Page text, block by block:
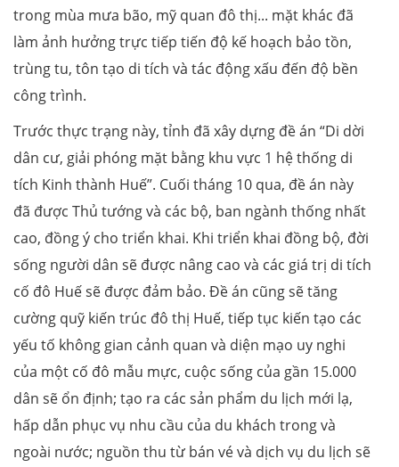
trong mùa mưa bão, mỹ quan đô thị... mặt khác đã
làm ảnh hưởng trực tiếp tiến độ kế hoạch bảo tồn,
trùng tu, tôn tạo di tích và tác động xấu đến độ bền
công trình.
Trước thực trạng này, tỉnh đã xây dựng đề án “Di dời
dân cư, giải phóng mặt bằng khu vực 1 hệ thống di
tích Kinh thành Huế”. Cuối tháng 10 qua, đề án này
đã được Thủ tướng và các bộ, ban ngành thống nhất
cao, đồng ý cho triển khai. Khi triển khai đồng bộ, đời
sống người dân sẽ được nâng cao và các giá trị di tích
cố đô Huế sẽ được đảm bảo. Đề án cũng sẽ tăng
cường quỹ kiến trúc đô thị Huế, tiếp tục kiến tạo các
yếu tố không gian cảnh quan và diện mạo uy nghi
của một cố đô mẫu mực, cuộc sống của gần 15.000
dân sẽ ổn định; tạo ra các sản phẩm du lịch mới lạ,
hấp dẫn phục vụ nhu cầu của du khách trong và
ngoài nước; nguồn thu từ bán vé và dịch vụ du lịch sẽ